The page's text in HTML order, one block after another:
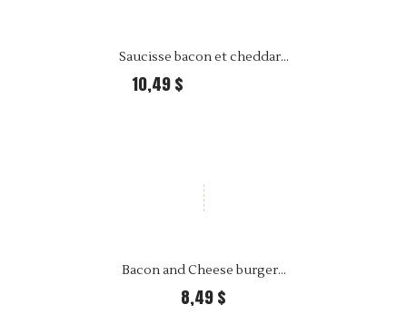
Saucisse bacon et cheddar...
10,49 $
Bacon and Cheese burger...
8,49 $